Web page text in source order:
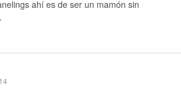
ahí es de ser un mamón sin